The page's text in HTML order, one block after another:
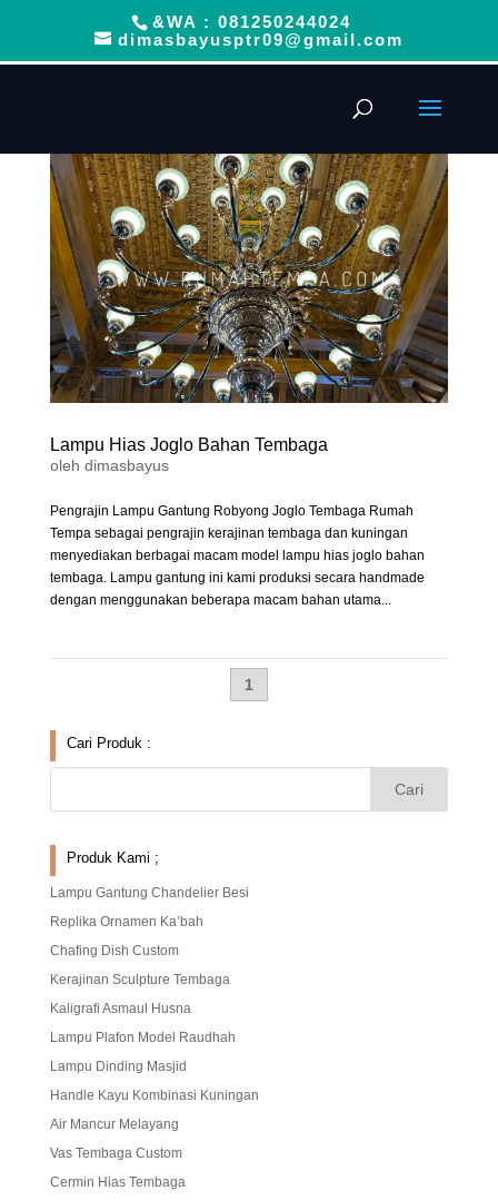
&WA : 081250244024
dimasbayusptr09@gmail.com
Lampu Hias Joglo Bahan Tembaga
oleh dimasbayus
Pengrajin Lampu Gantung Robyong Joglo Tembaga Rumah
Tempa sebagai pengrajin kerajinan tembaga dan kuningan
menyediakan berbagai macam model lampu hias joglo bahan
tembaga. Lampu gantung ini kami produksi secara handmade
dengan menggunakan beberapa macam bahan utama...
1
Cari Produk :
Produk Kami ;
Lampu Gantung Chandelier Besi
Replika Ornamen Ka’bah
Chafing Dish Custom
Kerajinan Sculpture Tembaga
Kaligrafi Asmaul Husna
Lampu Plafon Model Raudhah
Lampu Dinding Masjid
Handle Kayu Kombinasi Kuningan
Air Mancur Melayang
Vas Tembaga Custom
Cermin Hias Tembaga